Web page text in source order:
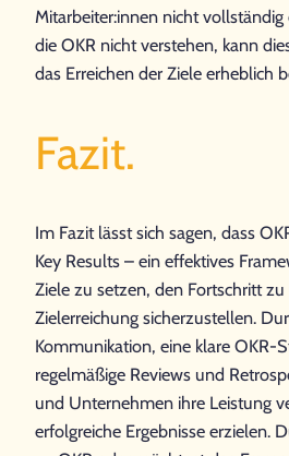
Mitarbeiter:innen nicht
die OKR nicht verstehen, kann
das Erreichen der Ziele erheblich
Fazit.
Im Fazit lässt sich sagen, dass
Key Results – ein effektives
Ziele zu setzen, den Fortschritt
Zielerreichung sicherzustellen.
Kommunikation, eine klare OKR-
regelmäßige Reviews und
und Unternehmen ihre Leistung
erfolgreiche Ergebnisse erzielen.